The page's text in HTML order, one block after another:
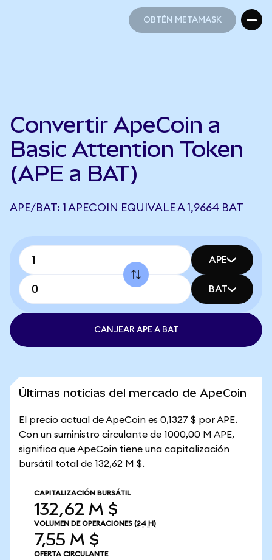
OBTÉN METAMASK
Convertir ApeCoin a
Basic Attention Token
(APE a BAT)
APE/BAT: 1 APECOIN EQUIVALE A 1,9664 BAT
APE
BAT
CANJEAR APE A BAT
Últimas noticias del mercado de ApeCoin
El precio actual de ApeCoin es 0,1327 $ por APE.
Con un suministro circulante de 1000,00 M APE,
significa que ApeCoin tiene una capitalización
bursátil total de 132,62 M $.
CAPITALIZACIÓN BURSÁTIL
132,62 M $
VOLUMEN DE OPERACIONES (24 H)
7,55 M $
OFERTA CIRCULANTE